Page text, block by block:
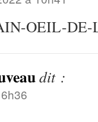
OEIL-DE-
dit :